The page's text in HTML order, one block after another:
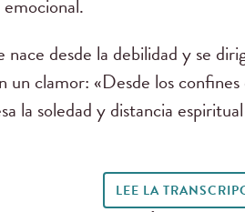
desde la debilidad y se
un clamor: «Desde los confines
la soledad y distancia
LEE LA